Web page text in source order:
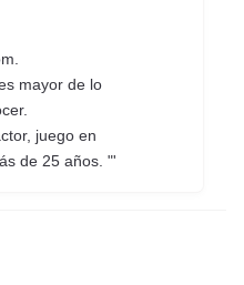
mayor de lo
juego en
de 25 años. "'